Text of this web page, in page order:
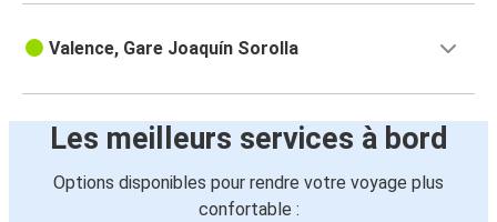
Valence, Gare Joaquín Sorolla
Les meilleurs services à bord
Options disponibles pour rendre votre voyage plus
confortable :